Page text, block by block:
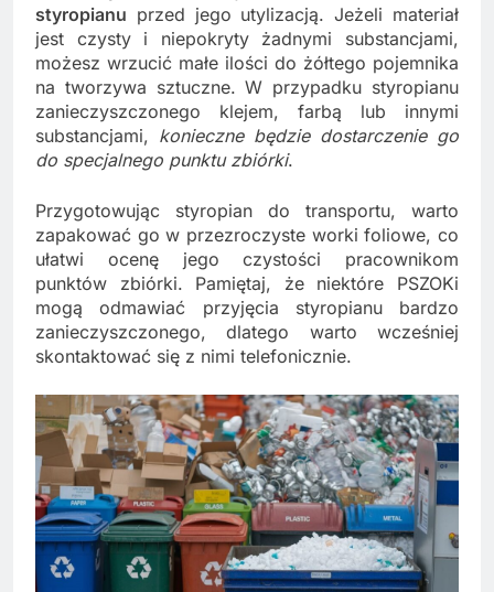
styropianu przed jego utylizacją. Jeżeli materiał
jest czysty i niepokryty żadnymi substancjami,
możesz wrzucić małe ilości do żółtego pojemnika
na tworzywa sztuczne. W przypadku styropianu
zanieczyszczonego klejem, farbą lub innymi
substancjami, konieczne będzie dostarczenie go
do specjalnego punktu zbiórki.
Przygotowując styropian do transportu, warto
zapakować go w przezroczyste worki foliowe, co
ułatwi ocenę jego czystości pracownikom
punktów zbiórki. Pamiętaj, że niektóre PSZOKi
mogą odmawiać przyjęcia styropianu bardzo
zanieczyszczonego, dlatego warto wcześniej
skontaktować się z nimi telefonicznie.